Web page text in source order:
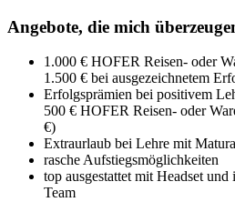
Angebote, die mich
1.000 € HOFER Reisen- oder
1.500 € bei ausgezeichnetem
Erfolgsprämien bei positivem
500 € HOFER Reisen- oder
€)
Extraurlaub bei Lehre mit Matura
rasche Aufstiegsmöglichkeiten
top ausgestattet mit Headset
Team